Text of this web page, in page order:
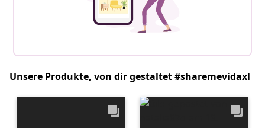
Unsere Produkte, von dir gestaltet #sharemevidaxl